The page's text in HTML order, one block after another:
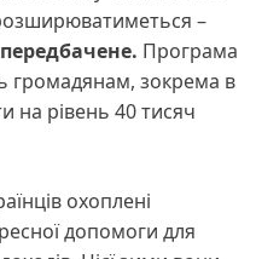
–
Програма
громадянам, зокрема в
на рівень 40 тисяч
охоплені
допомоги для